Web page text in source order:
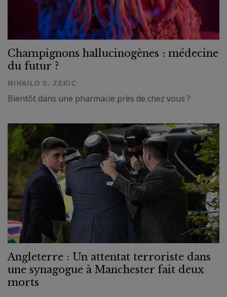
Champignons hallucinogènes : médecine
du futur ?
MIHAILO S. ZEKIC
Bientôt dans une pharmacie près de chez vous ?
Angleterre : Un attentat terroriste dans
une synagogue à Manchester fait deux
morts